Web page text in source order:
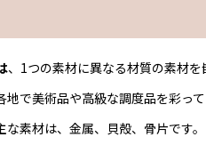
、1つの素材に異なる材質の素材
地で美術品や高級な調度品を彩っ
素材は、金属、貝殻、骨片です。